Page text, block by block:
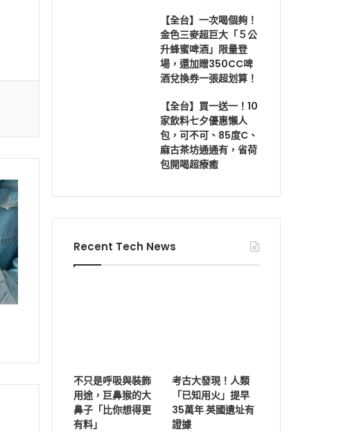
【全台】一次喝個夠！
金色三麥超巨大「５公
升蜂蜜啤酒」限量登
場，還加贈350CC啤
酒兌換券一張超划算！
【全台】買一送一！10
家飲料七夕優惠懶人
包，可不可、85度C、
麻古茶坊通通有，省荷
包開喝超療癒
Recent Tech News
不只是呼吸與裝飾
用途，巨鼻猴的大
鼻子「比你想得更
有料」
考古大發現！人類
「已知用火」提早
35萬年 英國遺址有
證據